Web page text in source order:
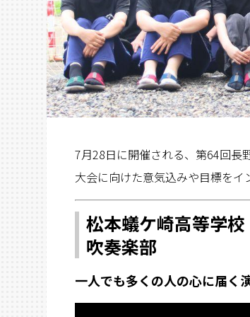
7月28日に開催される、第64回長
大会に向けた意気込みや目標をイ
松本蟻ケ崎高等学校
吹奏楽部
一人でも多くの人の心に届く